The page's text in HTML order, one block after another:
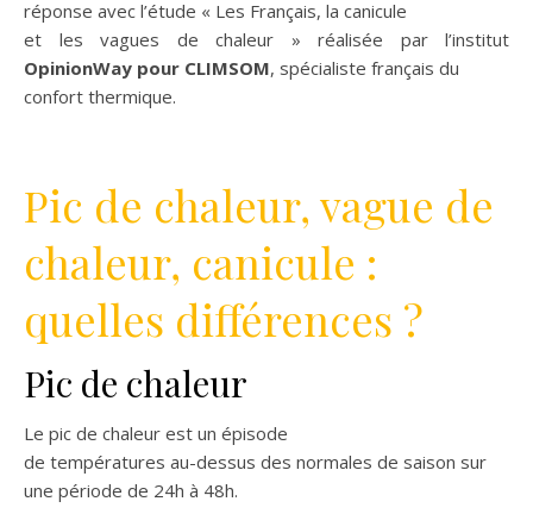
réponse avec l’étude « Les Français, la canicule
et les vagues de chaleur » réalisée par l’institut
OpinionWay pour CLIMSOM, spécialiste français du
confort thermique.
Pic de chaleur, vague de
chaleur, canicule :
quelles différences ?
Pic de chaleur
Le pic de chaleur est un épisode
de températures au-dessus des normales de saison sur
une période de 24h à 48h.